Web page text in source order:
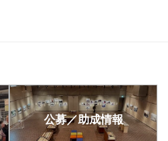
公募／助成情報